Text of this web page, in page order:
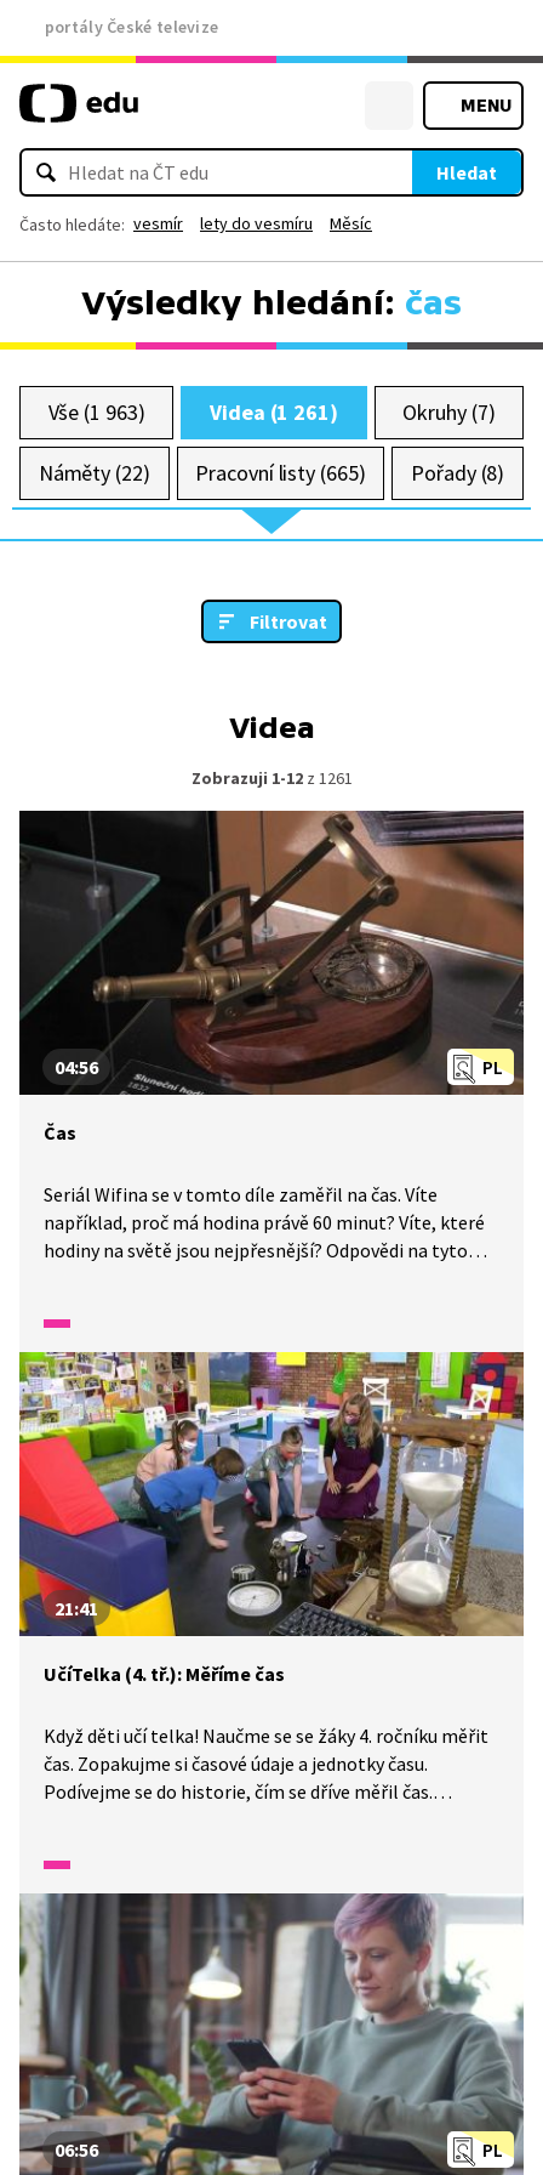
portály České televize
MENU
Hledat
Často hledáte: vesmír lety do vesmíru Měsíc
Výsledky hledání: čas
Vše (1 963) Videa (1 261) Okruhy (7)
Náměty (22) Pracovní listy (665) Pořady (8)
Filtrovat
Videa
Zobrazuji 1-12z 1261
PL
04:56
Čas
Seriál Wifina se v tomto díle zaměřil na čas. Víte
například, proč má hodina právě 60 minut? Víte, které
hodiny na světě jsou nejpřesnější? Odpovědi na tyto
21:41
UčíTelka (4. tř.): Měříme čas
Když děti učí telka! Naučme se se žáky 4. ročníku měřit
čas. Zopakujme si časové údaje a jednotky času.
Podívejme se do historie, čím se dříve měřil čas.
Na závěr si vyrobíme sluneční hodiny.
PL
06:56